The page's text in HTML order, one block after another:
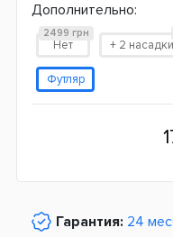
Дополнительно:
Нет
2499 грн
+ 2
Футляр
Гарантия: 24